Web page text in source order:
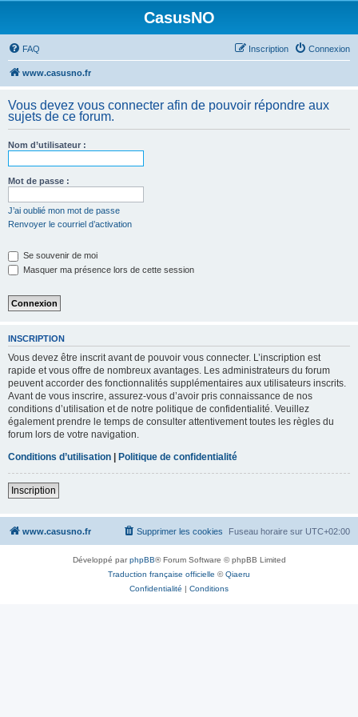
CasusNO
FAQ Connexion
Inscription
www.casusno.fr
Vous devez vous connecter afin de pouvoir répondre aux
sujets de ce forum.
Nom d’utilisateur :
Mot de passe :
J’ai oublié mon mot de passe
Renvoyer le courriel d’activation
Se souvenir de moi
Masquer ma présence lors de cette session
INSCRIPTION
Vous devez être inscrit avant de pouvoir vous connecter. L’inscription est
rapide et vous offre de nombreux avantages. Les administrateurs du forum
peuvent accorder des fonctionnalités supplémentaires aux utilisateurs inscrits.
Avant de vous inscrire, assurez-vous d’avoir pris connaissance de nos
conditions d’utilisation et de notre politique de confidentialité. Veuillez
également prendre le temps de consulter attentivement toutes les règles du
forum lors de votre navigation.
Conditions d’utilisation | Politique de confidentialité
Inscription
www.casusno.fr Fuseau horaire sur UTC+02:00
Supprimer les cookies
Développé parphpBB® Forum Software © phpBB Limited
Traduction française officielle ©Qiaeru
Confidentialité | Conditions